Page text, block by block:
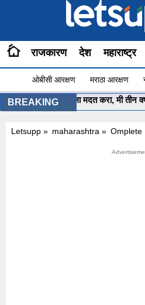
राजकारण देश महाराष्ट्र
ओबीसी आरक्षण मराठा आरक्षण
BREAKING
साहेब.. मला मदत करा, मी तीन
Letsupp » maharashtra » Omplete